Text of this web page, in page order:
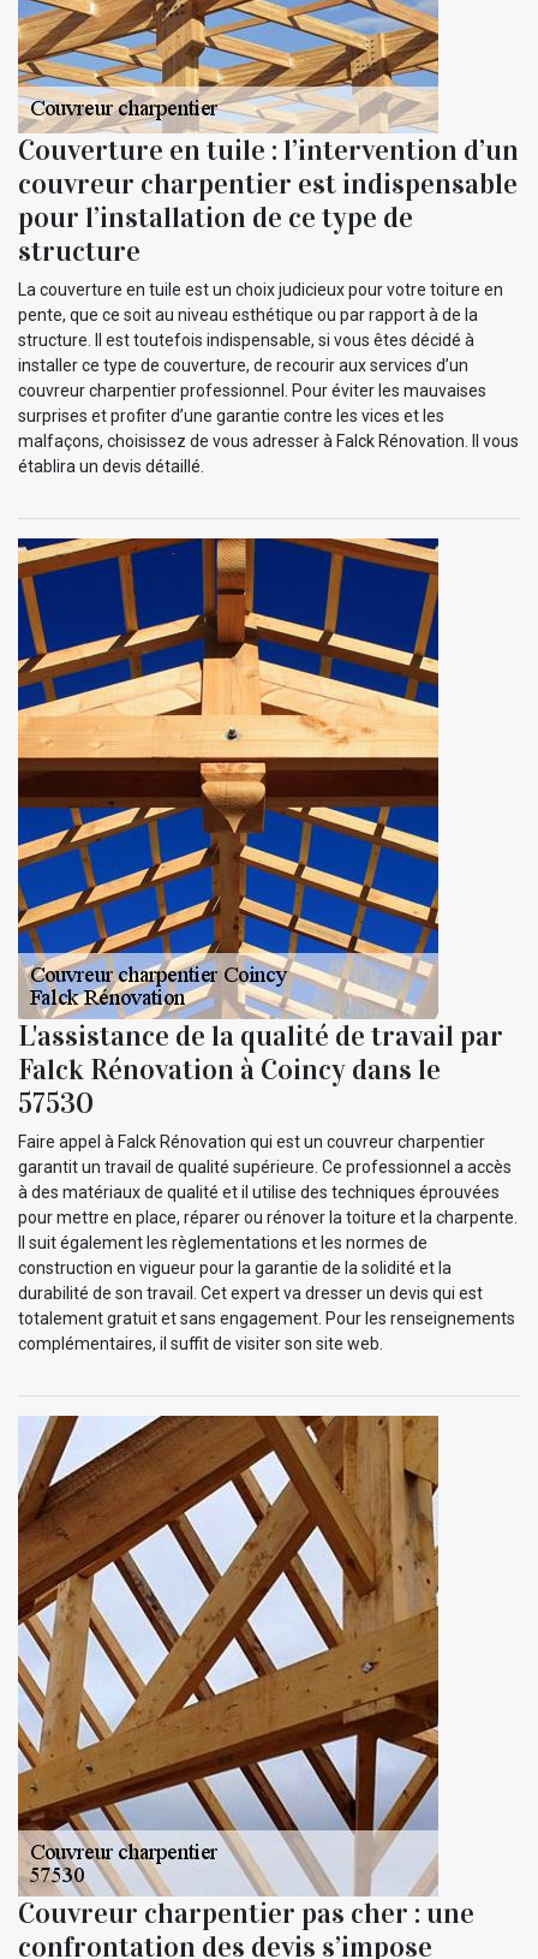
Couverture en tuile : l’intervention d’un
couvreur charpentier est indispensable
pour l’installation de ce type de
structure
La couverture en tuile est un choix judicieux pour votre toiture en
pente, que ce soit au niveau esthétique ou par rapport à de la
structure. Il est toutefois indispensable, si vous êtes décidé à
installer ce type de couverture, de recourir aux services d’un
couvreur charpentier professionnel. Pour éviter les mauvaises
surprises et profiter d’une garantie contre les vices et les
malfaçons, choisissez de vous adresser à Falck Rénovation. Il vous
établira un devis détaillé.
L'assistance de la qualité de travail par
Falck Rénovation à Coincy dans le
57530
Faire appel à Falck Rénovation qui est un couvreur charpentier
garantit un travail de qualité supérieure. Ce professionnel a accès
à des matériaux de qualité et il utilise des techniques éprouvées
pour mettre en place, réparer ou rénover la toiture et la charpente.
Il suit également les règlementations et les normes de
construction en vigueur pour la garantie de la solidité et la
durabilité de son travail. Cet expert va dresser un devis qui est
totalement gratuit et sans engagement. Pour les renseignements
complémentaires, il suffit de visiter son site web.
Couvreur charpentier pas cher : une
confrontation des devis s’impose